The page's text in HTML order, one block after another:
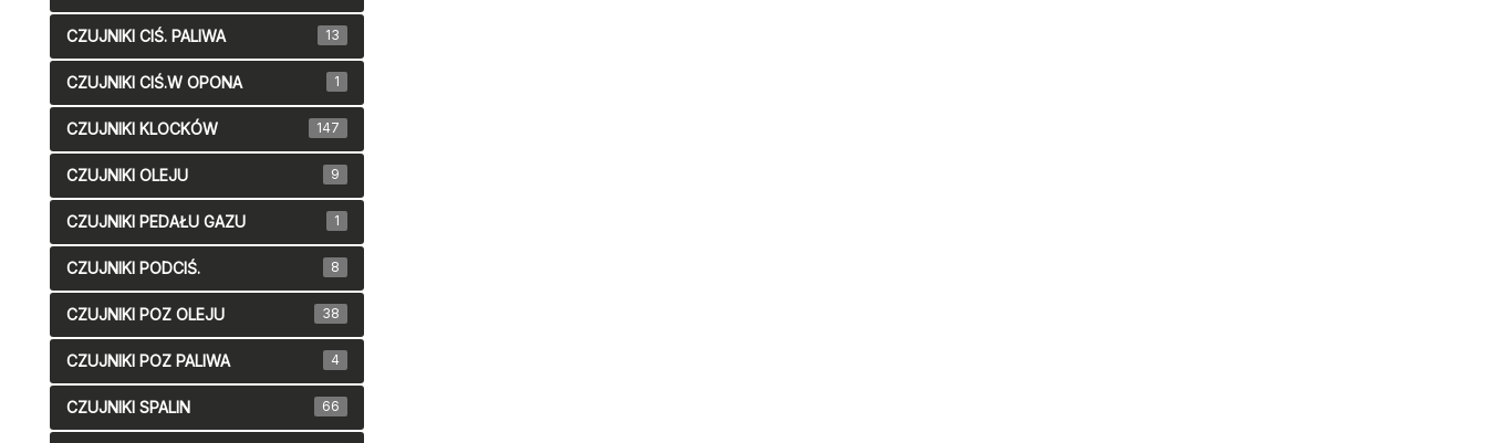
CZUJNIKI CIŚ. PALIWA 13
CZUJNIKI CIŚ.W OPONA 1
CZUJNIKI KLOCKÓW 147
CZUJNIKI OLEJU 9
CZUJNIKI PEDAŁU GAZU 1
CZUJNIKI PODCIŚ. 8
CZUJNIKI POZ OLEJU 38
CZUJNIKI POZ PALIWA 4
CZUJNIKI SPALIN 66